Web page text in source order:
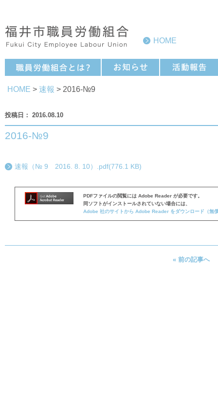
HOME
HOME > 速報 > 2016-№9
2016.08.10
2016-№9
速報（№ 9 2016. 8. 10）.pdf(776.1 KB)
PDFファイルの閲覧には Adobe Reader が必要です。
同ソフトがインストールされていない場合には、
Adobe 社のサイトから Adobe Reader をダウンロード（無
« 前の記事へ